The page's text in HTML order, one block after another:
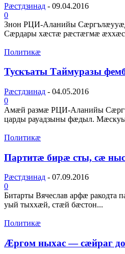
Рæстдзинад - 09.04.2016
0
Знон РЦИ-Аланийы
Сæрдары хæстæ рæстæгмæ
Политикæ
Тускъаты Таймуразы
Рæстдзинад - 04.05.2016
0
Амæй размæ РЦИ-Аланийы
царды рауадзыны фæдыл.
Политикæ
Партитæ бирæ сты, сæ
Рæстдзинад - 07.09.2016
0
Битарты Вячеслав арфæ
уый тыххæй, стæй бæстон...
Политикæ
Æргом ныхас — сæйраг